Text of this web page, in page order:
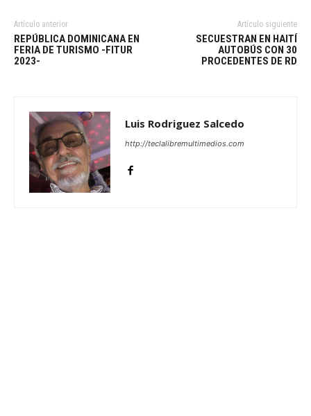
Artículo anterior
REPÚBLICA DOMINICANA EN
FERIA DE TURISMO -FITUR
2023-
Artículo siguiente
SECUESTRAN EN HAITÍ
AUTOBÚS CON 30
PROCEDENTES DE RD
Luis Rodriguez Salcedo
http://teclalibremultimedios.com